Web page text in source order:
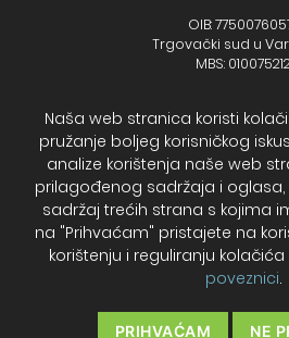
OIB:
Trgovački sud u
MBS:
+385 (48) 733
Zagrebačka
IBAN -
Temeljni kapital: 330.000,00kn
Naša web stranica koristi
pružanje boljeg korisničkog
analize korištenja naše web
prilagođenog sadržaja i oglasa,
sadržaj trećih strana s kojima
na "Prihvaćam" pristajete na
korištenju i reguliranju
poveznici.
PRIHVAĆAM NE